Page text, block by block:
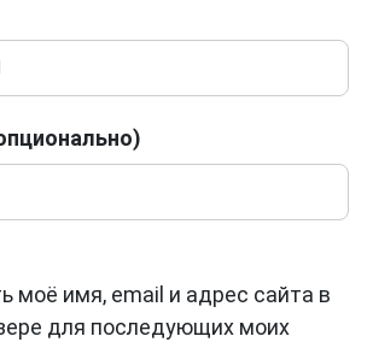
моё имя, email и адрес сайта в
для последующих моих